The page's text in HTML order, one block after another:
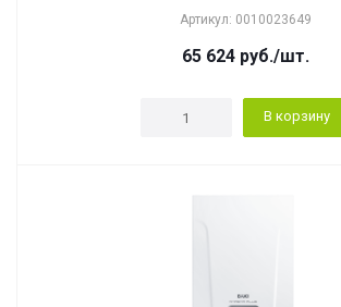
Артикул: 0010023649
65 624руб./шт.
В корзину